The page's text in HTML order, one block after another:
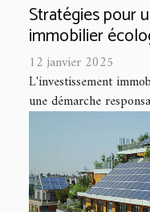
Stratégies pour
immobilier
12 janvier 2025
L'investissement
une démarche